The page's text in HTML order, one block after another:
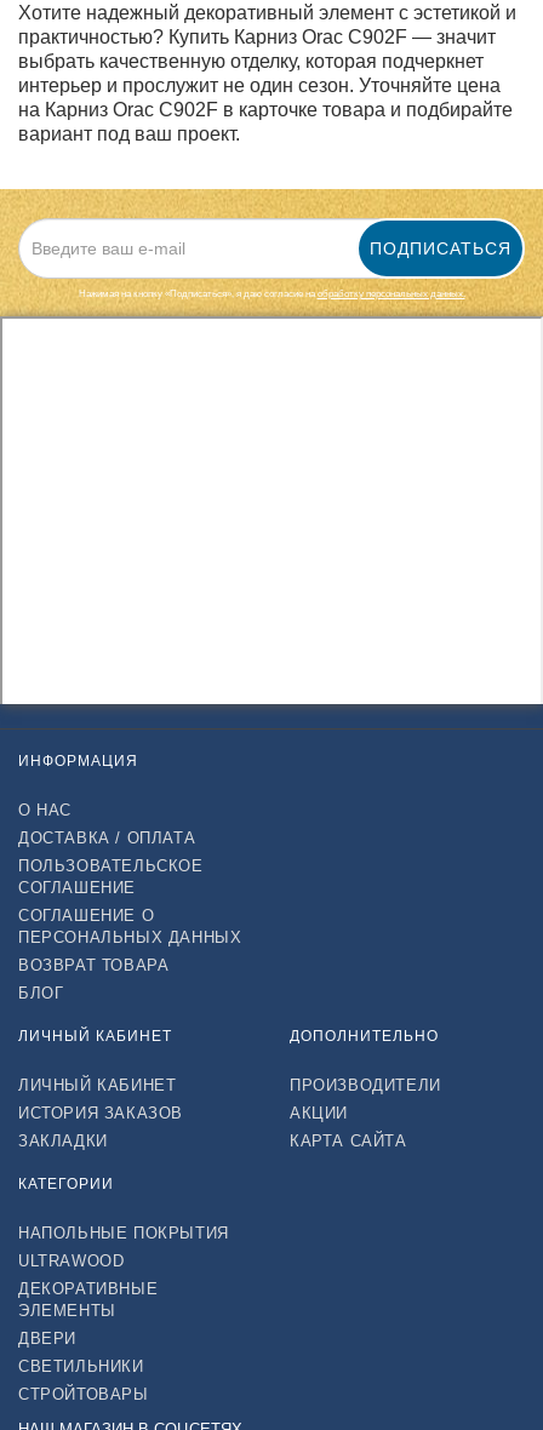
Хотите надежный декоративный элемент с эстетикой и
практичностью? Купить Карниз Orac C902F — значит
выбрать качественную отделку, которая подчеркнет
интерьер и прослужит не один сезон. Уточняйте цена
на Карниз Orac C902F в карточке товара и подбирайте
вариант под ваш проект.
ПОДПИСАТЬСЯ
Нажимая на кнопку «Подписаться», я даю cогласие наобработку персональных данных.
ИНФОРМАЦИЯ
О НАС
ДОСТАВКА / ОПЛАТА
ПОЛЬЗОВАТЕЛЬСКОЕ
СОГЛАШЕНИЕ
СОГЛАШЕНИЕ О
ПЕРСОНАЛЬНЫХ ДАННЫХ
ВОЗВРАТ ТОВАРА
БЛОГ
ЛИЧНЫЙ КАБИНЕТ
ЛИЧНЫЙ КАБИНЕТ
ИСТОРИЯ ЗАКАЗОВ
ЗАКЛАДКИ
ДОПОЛНИТЕЛЬНО
ПРОИЗВОДИТЕЛИ
АКЦИИ
КАРТА САЙТА
КАТЕГОРИИ
НАПОЛЬНЫЕ ПОКРЫТИЯ
ULTRAWOOD
ДЕКОРАТИВНЫЕ
ЭЛЕМЕНТЫ
ДВЕРИ
СВЕТИЛЬНИКИ
СТРОЙТОВАРЫ